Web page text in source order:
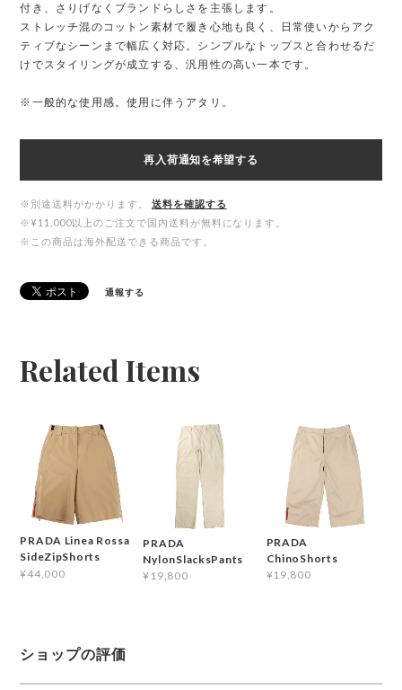
付き、さりげなくブランドらしさを主張します。
ストレッチ混のコットン素材で履き心地も良く、日常使いからアク
ティブなシーンまで幅広く対応。シンプルなトップスと合わせるだ
けでスタイリングが成立する、汎用性の高い一本です。
※一般的な使用感。使用に伴うアタリ。
再入荷通知を希望する
※別途送料がかかります。
送料を確認する
※¥11,000以上のご注文で国内送料が無料になります。
※この商品は海外配送できる商品です。
通報する
Related Items
PRADA Linea Rossa
SideZipShorts
¥44,000
PRADA
NylonSlacksPants
¥19,800
PRADA
ChinoShorts
¥19,800
ショップの評価